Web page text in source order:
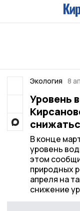
Экология 8
Уровень
В конце
уровень
этом
природных
апреля на
снижение